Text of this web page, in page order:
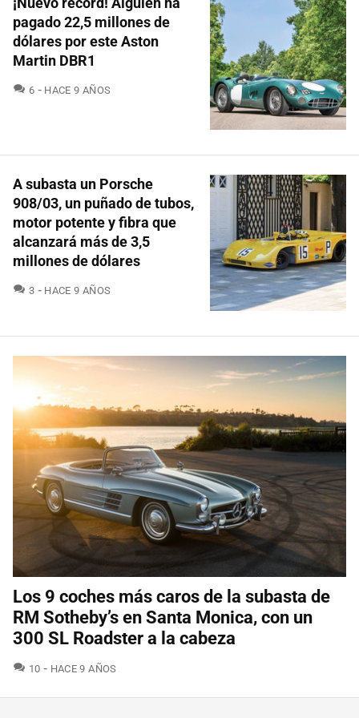
pagado 22,5 millones de
dólares por este Aston
Martin DBR1
6 COMENTARIOS
HACE 9 AÑOS
A subasta un Porsche
908/03, un puñado de tubos,
motor potente y fibra que
alcanzará más de 3,5
millones de dólares
3 COMENTARIOS
HACE 9 AÑOS
Los 9 coches más caros de la subasta de
RM Sotheby’s en Santa Monica, con un
300 SL Roadster a la cabeza
10 COMENTARIOS
HACE 9 AÑOS